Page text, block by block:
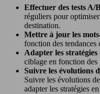
Effectuer des tests A/
réguliers pour
destination.
Mettre à jour les
fonction des tendances
Adapter les stratégies
ciblage en fonction des
Suivre les évolutions
Suivre les évolutions
adapter les stratégies